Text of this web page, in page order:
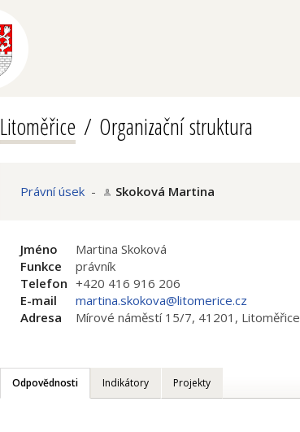
Litoměřice Organizační struktura
Právní úsek - Skoková Martina
Jméno
Martina Skoková
Funkce
právník
Telefon +420 416 916 206
E-mail
martina.skokova@litomerice.cz
Adresa
Mírové náměstí 15/7, 41201, Litoměřice
Odpovědnosti Indikátory Projekty